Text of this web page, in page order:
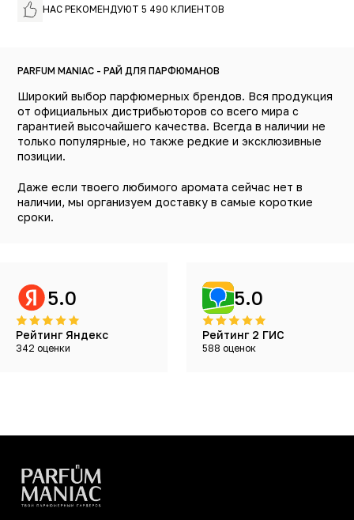
НАС РЕКОМЕНДУЮТ 5 490 КЛИЕНТОВ
PARFUM MANIAC - РАЙ ДЛЯ ПАРФЮМАНОВ
Широкий выбор парфюмерных брендов. Вся продукция
от официальных дистрибьюторов со всего мира с
гарантией высочайшего качества. Всегда в наличии не
только популярные, но также редкие и эксклюзивные
позиции.
Даже если твоего любимого аромата сейчас нет в
наличии, мы организуем доставку в самые короткие
сроки.
5.0
Рейтинг Яндекс
342 оценки
5.0
Рейтинг 2 ГИС
588 оценок